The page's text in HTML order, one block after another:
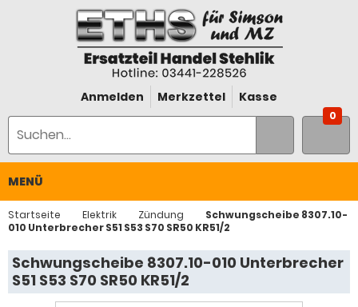
Anmelden Merkzettel Kasse
0
MENÜ
Startseite Elektrik Zündung
Schwungscheibe 8307.10-
010 Unterbrecher S51 S53 S70 SR50 KR51/2
Schwungscheibe 8307.10-010 Unterbrecher
S51 S53 S70 SR50 KR51/2